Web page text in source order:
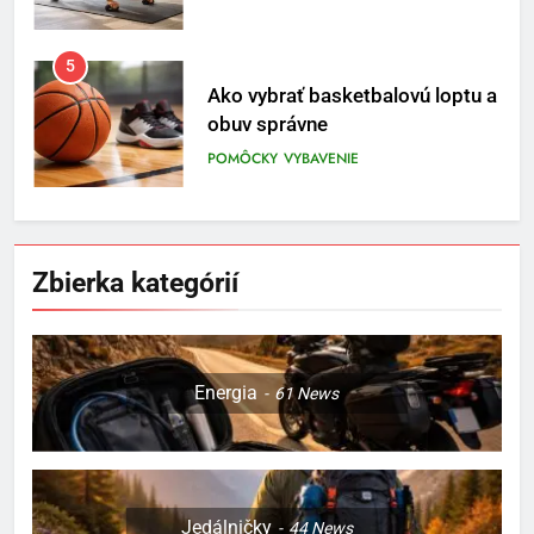
5
Ako vybrať basketbalovú loptu a
obuv správne
POMÔCKY VYBAVENIE
6
tréningové pomôcky
POMÔCKY
7
Pomôcky na cvičenie brucha
POMÔCKY VYBAVENIE
Zbierka kategórií
Energia 61News
Jedálničky 44News